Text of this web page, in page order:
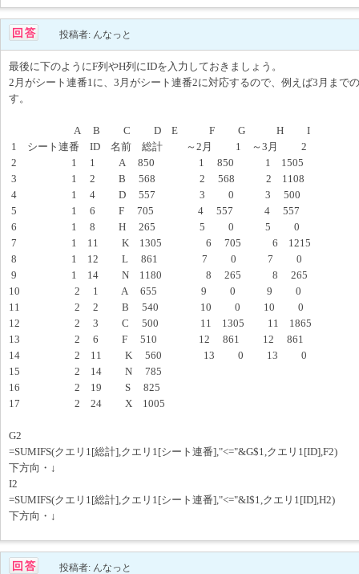
投稿者: んなっと
最後に下のようにF列やH列にIDを入力しておきましょう。
2月がシート連番1に、3月がシート連番2に対応するので、例えば3月まで
す。
A B C D E F G H I
1 シート連番 ID 名前 総計 ～2月 1 ～3月 2
2 1 1 A 850 1 850 1 1505
3 1 2 B 568 2 568 2 1108
4 1 4 D 557 3 0 3 500
5 1 6 F 705 4 557 4 557
6 1 8 H 265 5 0 5 0
7 1 11 K 1305 6 705 6 1215
8 1 12 L 861 7 0 7 0
9 1 14 N 1180 8 265 8 265
10 2 1 A 655 9 0 9 0
11 2 2 B 540 10 0 10 0
12 2 3 C 500 11 1305 11 1865
13 2 6 F 510 12 861 12 861
14 2 11 K 560 13 0 13 0
15 2 14 N 785
16 2 19 S 825
17 2 24 X 1005
G2
=SUMIFS(クエリ1[総計],クエリ1[シート連番],"<="&G$1,クエリ1[ID],F2)
下方向・↓
I2
=SUMIFS(クエリ1[総計],クエリ1[シート連番],"<="&I$1,クエリ1[ID],H2)
下方向・↓
投稿者: んなっと